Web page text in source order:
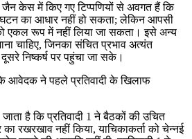
जैन केस में किए गए टिप्पणियों से अवगत हैं कि
का आधार नहीं हो सकता; लेकिन आपसी
एकल रूप में नहीं लिया जा सकता। इसे अन्य
चाहिए, जिनका संचित प्रभाव अत्यंत
दूसरे निष्कर्ष पर पहुंचा जा सके।
आवेदक ने पहले प्रतिवादी के खिलाफ
है कि प्रतिवादी 1 ने बैठकों की उचित
रखरखाव नहीं किया, याचिकाकर्ता को चेन्नई